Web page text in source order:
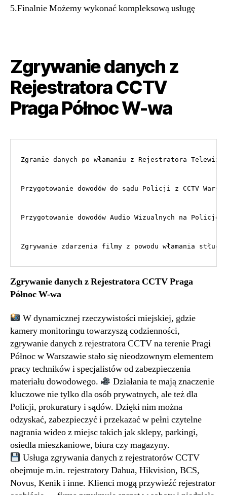
5.Finalnie Możemy wykonać kompleksową usługę
Zgrywanie danych z
Rejestratora CCTV
Praga Północ W-wa
Zgranie danych po włamaniu z Rejestratora Telewizji
Przygotowanie dowodów do sądu Policji z CCTV
Przygotowanie dowodów Audio Wizualnych na Policję
Zgrywanie zdarzenia filmy z powodu włamania
Zgrywanie danych z Rejestratora CCTV Praga
Północ W-wa
W dynamicznej rzeczywistości miejskiej, gdzie
kamery monitoringu towarzyszą codzienności,
zgrywanie danych z rejestratora CCTV na terenie Pragi
Północ w Warszawie stało się nieodzownym elementem
pracy techników i specjalistów od zabezpieczenia
materiału dowodowego.
Działania te mają znaczenie
kluczowe nie tylko dla osób prywatnych, ale też dla
Policji, prokuratury i sądów. Dzięki nim można
odzyskać, zabezpieczyć i przekazać w pełni czytelne
nagrania wideo z miejsc takich jak sklepy, parkingi,
osiedla mieszkaniowe, biura czy magazyny.
Usługa zgrywania danych z rejestratorów CCTV
obejmuje m.in. rejestratory Dahua, Hikvision, BCS,
Novus, Kenik i inne. Klienci mogą przywieźć rejestrator